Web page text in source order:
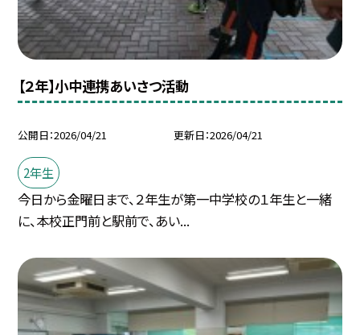
【２年】小中連携あいさつ活動
公開日 2026/04/21 更新日 2026/04/21
2年生
今日から金曜日まで、２年生が第一中学校の１年生と一緒
に、本校正門前と駅前で、あい...